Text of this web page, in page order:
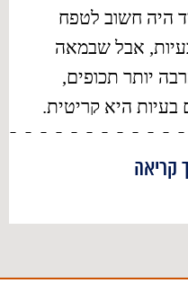
היה חשוב לטפח
אבל שבמאה
יותר תכופים,
בעיות היא קריטית.
הכרחי לפתח
ולפתח בד בבד
היא כישור נלמד
קריאה